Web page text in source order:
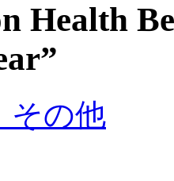
Health
その他